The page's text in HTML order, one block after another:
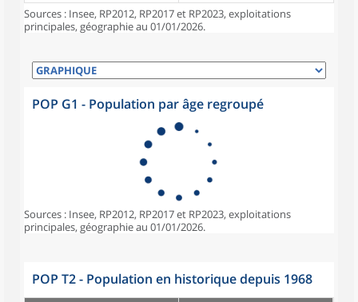
Sources : Insee, RP2012, RP2017 et RP2023, exploitations
principales, géographie au 01/01/2026.
POP G1 - Population par âge regroupé
Sources : Insee, RP2012, RP2017 et RP2023, exploitations
principales, géographie au 01/01/2026.
POP T2 - Population en historique depuis 1968